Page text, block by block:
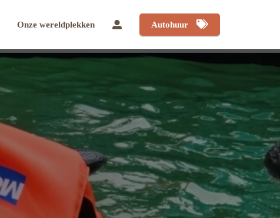
Onze wereldplekken Autohuur